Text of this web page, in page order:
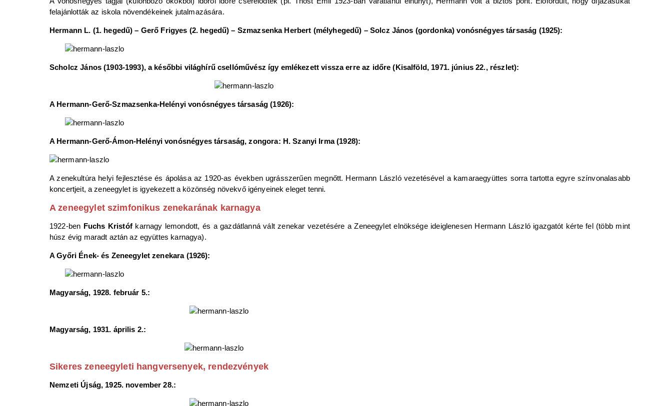
felajánlották az iskola növendékeinek jutalmazására.
Hermann L. (1. hegedű) – Gerő Frigyes (2. hegedű) – Szmazsenka Herbert (mélyhegedű) – Solcz János (gordonka) vonósnégyes társaság (1925):
Scholcz János (1903-1993), a későbbi világhírű csellóművész így emlékezett vissza erre az időre (Kisalföld, 1971. június 22., részlet):
A Hermann-Gerő-Szmazsenka-Helényi vonósnégyes társaság (1926):
A Hermann-Gerő-Ámon-Helényi vonósnégyes társaság, zongora: H. Szanyi Irma (1928):
A zenekultúra helyi fejlesztése és ápolása az 1920-as években ugrásszerűen megnőtt. Hermann László vezetésével a kamaraegyüttes sorra tartotta egyre színvonalasabb
koncertjeit, a zeneegylet is igyekezett a közönség növekvő igényeinek eleget tenni.
A zeneegylet szimfonikus zenekarának karnagya
1922-ben Fuchs Kristófkarnagy lemondott, és a gazdátlanná vált zenekar vezetésére a Zeneegylet elnöksége ideiglenesen Hermann László igazgatót kérte fel (több mint
húsz évig maradt aztán az együttes karnagya).
A Győri Ének- és Zeneegylet zenekara (1926):
Magyarság, 1928. február 5.:
Magyarság, 1931. április 2.:
Sikeres zeneegyleti hangversenyek, rendezvények
Nemzeti Újság, 1925. november 28.: